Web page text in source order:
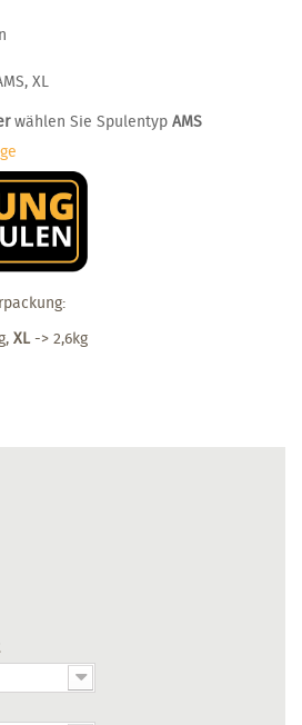
XL
wählen Sie Spulentyp AMS
XL-> 2,6kg